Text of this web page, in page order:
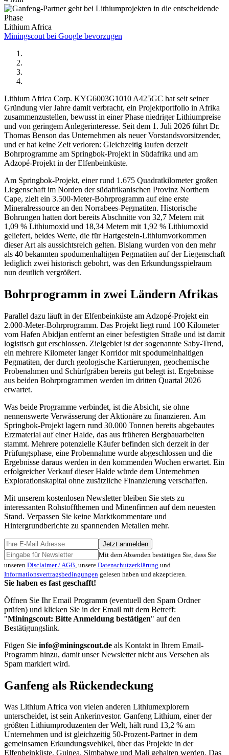
Lithium Africa
Miningscout bei Google bevorzugen
Lithium Africa Corp. KYG6003G1010 A425GC hat seit seiner
Gründung vier Jahre damit verbracht, ein Projektportfolio in Afrika
zusammenzustellen, bewusst in einer Phase niedriger Lithiumpreise
und von geringem Anlegerinteresse. Seit dem 1. Juli 2026 führt Dr.
Thomas Benson das Unternehmen als neuer Vorstandsvorsitzender,
und er hat keine Zeit verloren: Gleichzeitig laufen derzeit
Bohrprogramme am Springbok-Projekt in Südafrika und am
Adzopé-Projekt in der Elfenbeinküste.
Am Springbok-Projekt, einer rund 1.675 Quadratkilometer großen
Liegenschaft im Norden der südafrikanischen Provinz Northern
Cape, zielt ein 3.500-Meter-Bohrprogramm auf eine erste
Mineralressource an den Norrabees-Pegmatiten. Historische
Bohrungen hatten dort bereits Abschnitte von 32,7 Metern mit
1,09 % Lithiumoxid und 18,34 Metern mit 1,92 % Lithiumoxid
geliefert, beides Werte, die für Hartgestein-Lithiumvorkommen
dieser Art als aussichtsreich gelten. Bislang wurden von den mehr
als 40 bekannten spodumenhaltigen Pegmatiten auf der Liegenschaft
lediglich zwei historisch gebohrt, was den Erkundungsspielraum
nun deutlich vergrößert.
Bohrprogramm in zwei Ländern Afrikas
Parallel dazu läuft in der Elfenbeinküste am Adzopé-Projekt ein
2.000-Meter-Bohrprogramm. Das Projekt liegt rund 100 Kilometer
vom Hafen Abidjan entfernt an einer befestigten Straße und ist damit
logistisch gut erschlossen. Zielgebiet ist der sogenannte Saby-Trend,
ein mehrere Kilometer langer Korridor mit spodumeinhaltigen
Pegmatiten, der durch geologische Kartierungen, geochemische
Probenahmen und Schürfgräben bereits gut belegt ist. Ergebnisse
aus beiden Bohrprogrammen werden im dritten Quartal 2026
erwartet.
Was beide Programme verbindet, ist die Absicht, sie ohne
nennenswerte Verwässerung der Aktionäre zu finanzieren. Am
Springbok-Projekt lagern rund 30.000 Tonnen bereits abgebautes
Erzmaterial auf einer Halde, das aus früheren Bergbauarbeiten
stammt. Mehrere potenzielle Käufer befinden sich derzeit in der
Prüfungsphase, eine Probennahme wurde abgeschlossen und die
Ergebnisse daraus werden in den kommenden Wochen erwartet. Ein
erfolgreicher Verkauf dieser Halde würde dem Unternehmen
Explorationskapital ohne zusätzliche Finanzierung verschaffen.
Mit unserem kostenlosen Newsletter bleiben Sie stets zu
interessanten Rohstoffthemen und Minenfirmen auf dem neuesten
Stand. Verpassen Sie keine Marktkommentare und
Hintergrundberichte zu spannenden Metallen mehr.
Jetzt anmelden
Mit dem Absenden bestätigen Sie, dass Sie
unseren Disclaimer / AGB , unsere Datenschutzerklärung und
Informationsvertragsbedingungen gelesen haben und akzeptieren.
Sie haben es fast geschafft!
Öffnen Sie Ihr Email Programm (eventuell den Spam Ordner
prüfen) und klicken Sie in der Email mit dem Betreff:
"Miningscout: Bitte Anmeldung bestätigen" auf den
Bestätigungslink.
Fügen Sie info@miningscout.de als Kontakt in Ihrem Email-
Programm hinzu, damit unser Newsletter nicht aus Versehen als
Spam markiert wird.
Ganfeng als Rückendeckung
Was Lithium Africa von vielen anderen Lithiumexplorern
unterscheidet, ist sein Ankerinvestor. Ganfeng Lithium, einer der
größten Lithiumproduzenten der Welt, hält rund 13,2 % am
Unternehmen und ist gleichzeitig 50-Prozent-Partner in dem
gemeinsamen Erkundungsvehikel, über das Projekte in der
Elfenbeinküste, Guinea, Simbabwe und Mali gehalten werden. Das